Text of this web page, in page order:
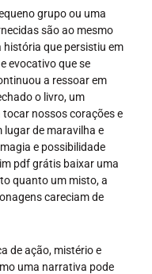
grupo ou uma
são ao mesmo
história que persistiu em
evocativo que se
a ressoar em
o livro, um
nossos corações e
lugar de maravilha e
e possibilidade
pdf grátis baixar uma
quanto um misto, a
careciam de
de ação, mistério e
uma narrativa pode